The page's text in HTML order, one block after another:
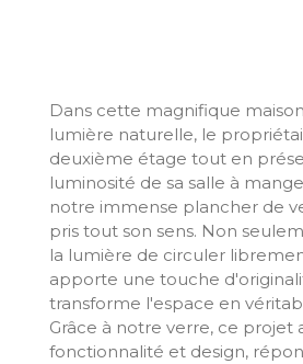
Dans cette magnifique
lumière naturelle, le
deuxième étage tout en
luminosité de sa salle à
notre immense plancher de
pris tout son sens. Non
la lumière de circuler
apporte une touche
transforme l'espace en
Grâce à notre verre, ce projet
fonctionnalité et design,